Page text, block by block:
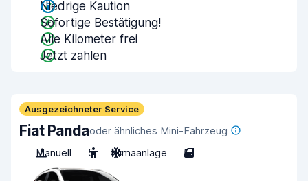
Niedrige Kaution
Sofortige Bestätigung!
Alle Kilometer frei
Jetzt zahlen
Ausgezeichneter Service
Fiat Pandaoder ähnliches Mini-Fahrzeug
Manuell
5 Klimaanlage 5